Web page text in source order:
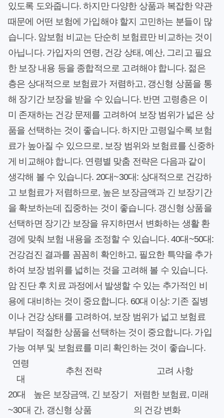
있도록 도와줍니다. 하지만 다양한 상품과 복잡한 약관
때문에 어떤 보험에 가입해야 할지 고민하는 분들이 많
습니다. 암보험 비교는 단순히 보험료만 비교하는 것이
아닙니다. 가입자의 연령, 건강 상태, 예산, 그리고 필요
한 보장 내용 등을 종합적으로 고려해야 합니다. 젊은
층은 상대적으로 보험료가 저렴하고, 갱신형 상품을 통
해 장기간 보장을 받을 수 있습니다. 반면 고령층은 이
미 존재하는 건강 문제를 고려하여 보장 범위가 넓은 상
품을 선택하는 것이 좋습니다. 하지만 고령일수록 보험
료가 높아질 수 있으므로, 보장 범위와 보험료를 신중하
게 비교해야 합니다. 연령별 맞춤 전략은 다음과 같이
생각해 볼 수 있습니다. 20대~30대: 상대적으로 건강하
고 보험료가 저렴하므로, 높은 보장금액과 긴 보장기간
을 확보하는데 집중하는 것이 좋습니다. 갱신형 상품을
선택하면 장기간 보장을 유지하면서 변화하는 생활 환
경에 맞춰 보험 내용을 조정할 수 있습니다. 40대~50대:
건강검진 결과를 꼼꼼히 확인하고, 필요한 특약을 추가
하여 보장 범위를 넓히는 것을 고려해 볼 수 있습니다.
암 진단 후 치료 과정에서 발생할 수 있는 추가적인 비
용에 대비하는 것이 중요합니다. 60대 이상: 기존 질병
이나 건강 상태를 고려하여, 보장 범위가 넓고 보험료
부담이 적절한 상품을 선택하는 것이 중요합니다. 가입
가능 여부 및 보험료를 미리 확인하는 것이 좋습니다.
연령
대
추천 전략 고려 사항
20대
~30대
높은 보장금액, 긴 보장기
간, 갱신형 상품
저렴한 보험료, 미래
의 건강 변화